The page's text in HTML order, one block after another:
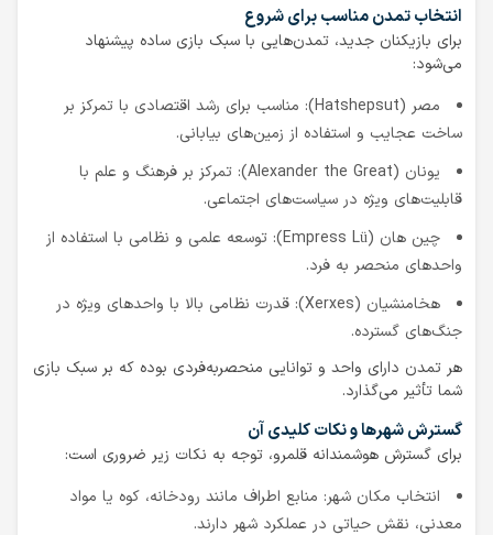
انتخاب تمدن مناسب برای شروع
برای بازیکنان جدید، تمدن‌هایی با سبک بازی ساده پیشنهاد
می‌شود:
مصر (Hatshepsut): مناسب برای رشد اقتصادی با تمرکز بر
ساخت عجایب و استفاده از زمین‌های بیابانی.
یونان (Alexander the Great): تمرکز بر فرهنگ و علم با
قابلیت‌های ویژه در سیاست‌های اجتماعی.
چین هان (Empress Lü): توسعه علمی و نظامی با استفاده از
واحدهای منحصر به فرد.
هخامنشیان (Xerxes): قدرت نظامی بالا با واحدهای ویژه در
جنگ‌های گسترده.
هر تمدن دارای واحد و توانایی منحصربه‌فردی بوده که بر سبک بازی
شما تأثیر می‌گذارد.
گسترش شهرها و نکات کلیدی آن
برای گسترش هوشمندانه قلمرو، توجه به نکات زیر ضروری است:
انتخاب مکان شهر: منابع اطراف مانند رودخانه، کوه یا مواد
معدنی، نقش حیاتی در عملکرد شهر دارند.